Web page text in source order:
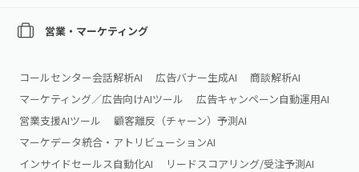
営業・マーケティング
コールセンター会話解析AI 広告バナー生成AI
商談解析AI
マーケティング／広告向けAIツール
広告キャンペーン自動運用AI
営業支援AIツール
顧客離反（チャーン）予測AI
マーケデータ統合・アトリビューションAI
インサイドセールス自動化AI
リードスコアリング/受注予測AI